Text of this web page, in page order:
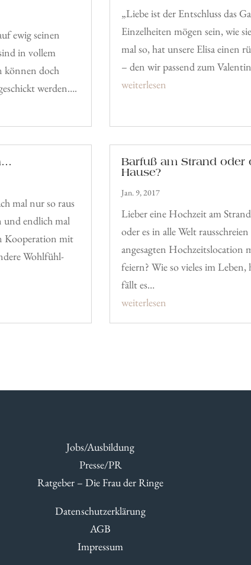
ewig seinen
in vollem
können doch
werden….
„Liebe ist der Entschluss das
Einzelheiten mögen sein, wie
mal so, hat unsere Elisa einen
– den wir passend zum
weiterlesen
mal nur so raus
und endlich mal
Kooperation mit
Wohlfühl-
Barfuß am Strand oder
Hause?
Jan. 9, 2017
Lieber eine Hochzeit am
oder es in alle Welt
angesagten Hochzeitslocation
feiern? Wie so vieles im Leben,
fällt es…
weiterlesen
Jobs/Ausbildung
Presse/PR
Ratgeber – Die Frau der Ringe
Datenschutzerklärung
AGB
Impressum